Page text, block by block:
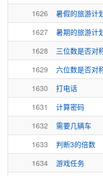
1626
暑假的旅游计
1627
暑期的旅游计
1628
三位数是否对
1629
六位数是否对
1630
打电话
1631
计算密码
1632
需要几辆车
1633
判断3的倍数
1634
游戏任务